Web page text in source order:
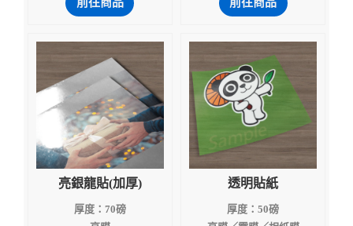
亮銀龍貼(加厚)
厚度：70磅
透明貼紙
厚度：50磅